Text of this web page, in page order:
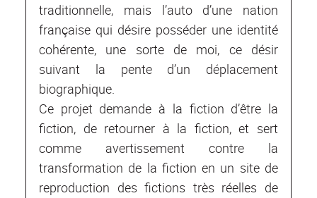
traditionnelle, mais l’auto d’une nation
française qui désire posséder une identité
cohérente, une sorte de moi, ce désir
suivant la pente d’un déplacement
biographique.
Ce projet demande à la fiction d’être la
fiction, de retourner à la fiction, et sert
comme avertissement contre la
transformation de la fiction en un site de
reproduction des fictions très réelles de